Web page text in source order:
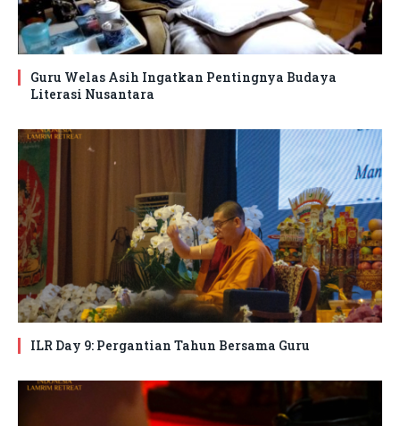
Guru Welas Asih Ingatkan Pentingnya Budaya
Literasi Nusantara
ILR Day 9: Pergantian Tahun Bersama Guru